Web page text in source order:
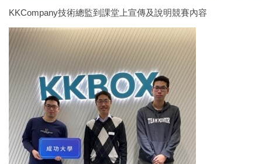
KKCompany技術總監到課堂上宣傳及說明競賽內容